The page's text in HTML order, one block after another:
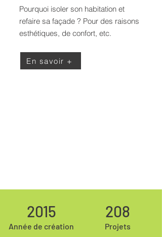
Pourquoi isoler son habitation et
refaire sa façade ? Pour des raisons
esthétiques, de confort, etc.
En savoir +
2015
Année de création
208
Projets